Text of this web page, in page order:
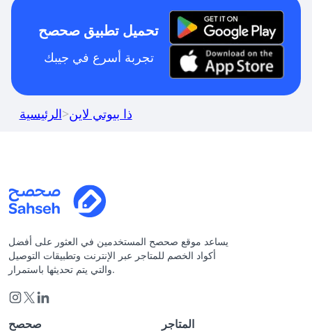
تحميل تطبيق صحصح
تجربة أسرع في جيبك
الرئيسية>ذا بيوتي لاين
يساعد موقع صحصح المستخدمين في العثور على أفضل
أكواد الخصم للمتاجر عبر الإنترنت وتطبيقات التوصيل
والتي يتم تحديثها باستمرار.
صحصح المتاجر